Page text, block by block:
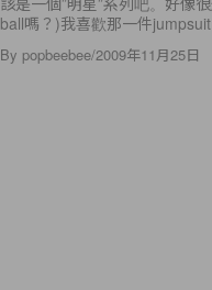
ball嗎？)我喜歡那一件
By popbeebee/2009年11月25日